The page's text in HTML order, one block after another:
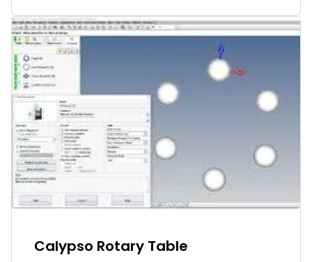
Calypso Rotary Table